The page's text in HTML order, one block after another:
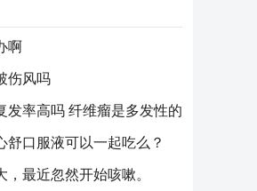
啊
伤风吗
发率高吗 纤维瘤是多发性的
舒口服液可以一起吃么？
最近忽然开始咳嗽。